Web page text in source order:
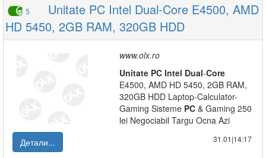
5
Unitate PC Intel Dual-Core E4500, AMD
HD 5450, 2GB RAM, 320GB HDD
www.olx.ro
Unitate PC Intel Dual-Core
E4500, AMD HD 5450, 2GB RAM,
320GB HDD Laptop-Calculator-
Gaming Sisteme PC & Gaming 250
lei Negociabil Targu Ocna Azi
Детали...
31.01|14:17